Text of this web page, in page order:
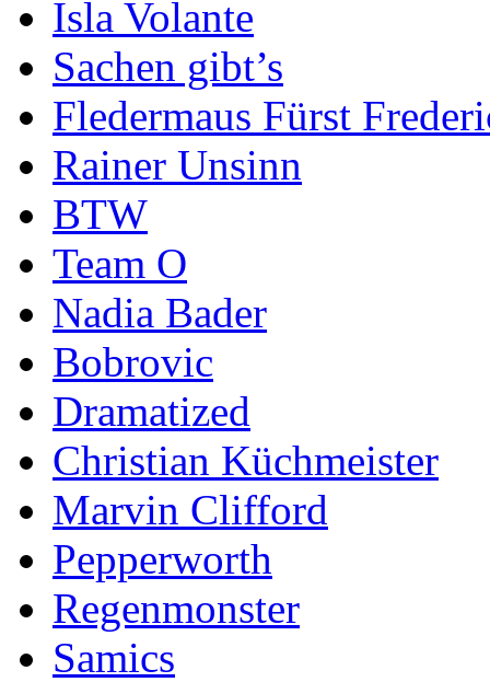
Isla Volante
Sachen gibt’s
Fledermaus Fürst
Rainer Unsinn
BTW
Team O
Nadia Bader
Bobrovic
Dramatized
Christian Küchmeister
Marvin Clifford
Pepperworth
Regenmonster
Samics